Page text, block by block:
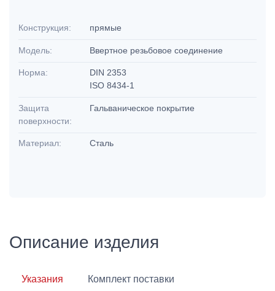
Конструкция: прямые
Модель: Ввертное резьбовое соединение
Норма:
DIN 2353
ISO 8434-1
Защита
поверхности:
Гальваническое покрытие
Материал: Сталь
Описание изделия
Указания Комплект поставки